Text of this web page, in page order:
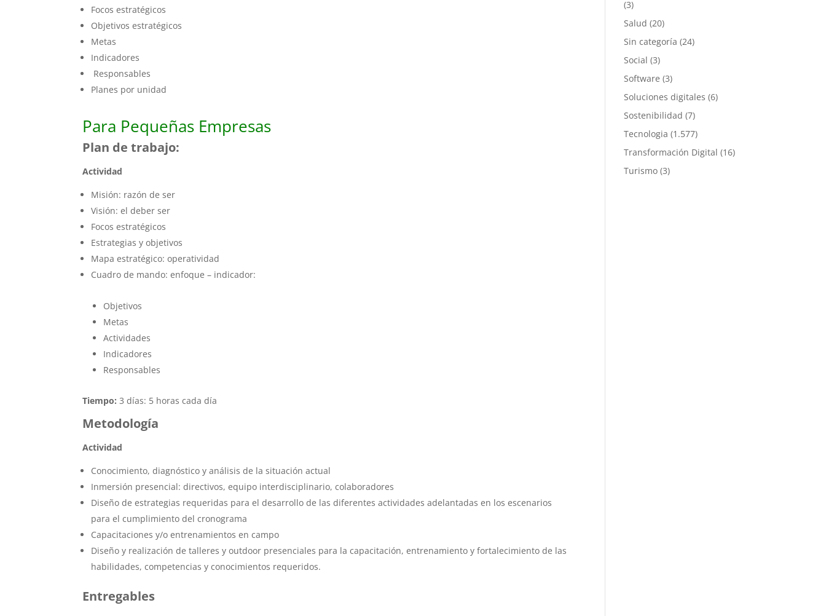
Focos estratégicos
Objetivos estratégicos
Metas
Indicadores
Responsables
Planes por unidad
Para Pequeñas Empresas
Plan de trabajo:
Actividad
Misión: razón de ser
Visión: el deber ser
Focos estratégicos
Estrategias y objetivos
Mapa estratégico: operatividad
Cuadro de mando: enfoque – indicador:
Objetivos
Metas
Actividades
Indicadores
Responsables
Tiempo: 3 días: 5 horas cada día
Metodología
Actividad
Conocimiento, diagnóstico y análisis de la situación actual
Inmersión presencial: directivos, equipo interdisciplinario, colaboradores
Diseño de estrategias requeridas para el desarrollo de las diferentes actividades adelantadas en los escenarios
para el cumplimiento del cronograma
Capacitaciones y/o entrenamientos en campo
Diseño y realización de talleres y outdoor presenciales para la capacitación, entrenamiento y fortalecimiento de las
habilidades, competencias y conocimientos requeridos.
Entregables
(3)
Salud (20)
Sin categoría (24)
Social (3)
Software (3)
Soluciones digitales (6)
Sostenibilidad (7)
Tecnologia (1.577)
Transformación Digital (16)
Turismo (3)